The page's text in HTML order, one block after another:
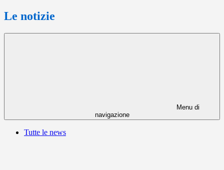
Le notizie
Menu di
navigazione
Tutte le news